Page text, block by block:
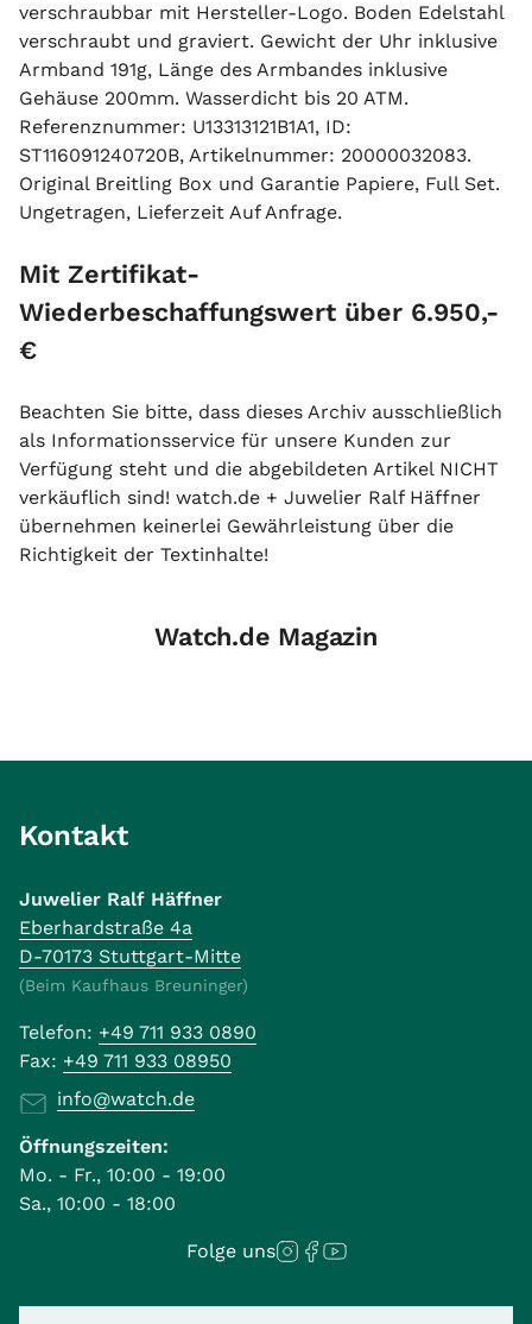
verschraubbar mit Hersteller-Logo. Boden Edelstahl
verschraubt und graviert. Gewicht der Uhr inklusive
Armband 191g, Länge des Armbandes inklusive
Gehäuse 200mm. Wasserdicht bis 20 ATM.
Referenznummer: U13313121B1A1, ID:
ST116091240720B, Artikelnummer: 20000032083.
Original Breitling Box und Garantie Papiere, Full Set.
Ungetragen, Lieferzeit Auf Anfrage.
Mit Zertifikat-
Wiederbeschaffungswert über 6.950,-
€
Beachten Sie bitte, dass dieses Archiv ausschließlich
als Informationsservice für unsere Kunden zur
Verfügung steht und die abgebildeten Artikel NICHT
verkäuflich sind! watch.de + Juwelier Ralf Häffner
übernehmen keinerlei Gewährleistung über die
Richtigkeit der Textinhalte!
Watch.de Magazin
Kontakt
Juwelier Ralf Häffner
Eberhardstraße 4a
D-70173 Stuttgart-Mitte
(Beim Kaufhaus Breuninger)
Telefon: +49 711 933 0890
Fax: +49 711 933 08950
info@watch.de
Öffnungszeiten:
Mo. - Fr., 10:00 - 19:00
Sa., 10:00 - 18:00
Folge uns